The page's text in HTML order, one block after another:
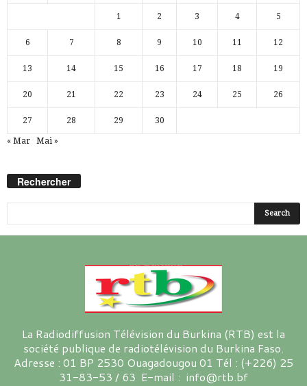
1 2 3 4 5
6 7 8 9 10 11 12
13 14 15 16 17 18 19
20 21 22 23 24 25 26
27 28 29 30
« Mar Mai »
Rechercher
La Radiodiffusion Télévision du Burkina (RTB) est la
société publique de radiotélévision du Burkina Faso.
Adresse : 01 BP 2530 Ouagadougou 01 Tél : (+226) 25
31-83-53 / 63 E-mail : info@rtb.bf